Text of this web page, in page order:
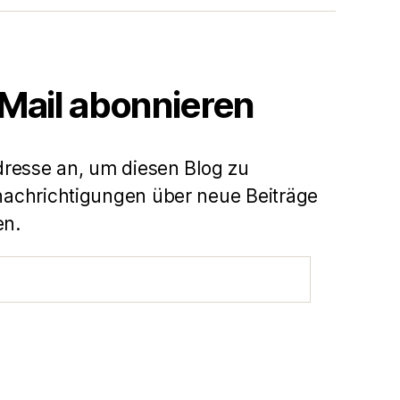
abonnieren
an, um diesen Blog zu
über neue Beiträge